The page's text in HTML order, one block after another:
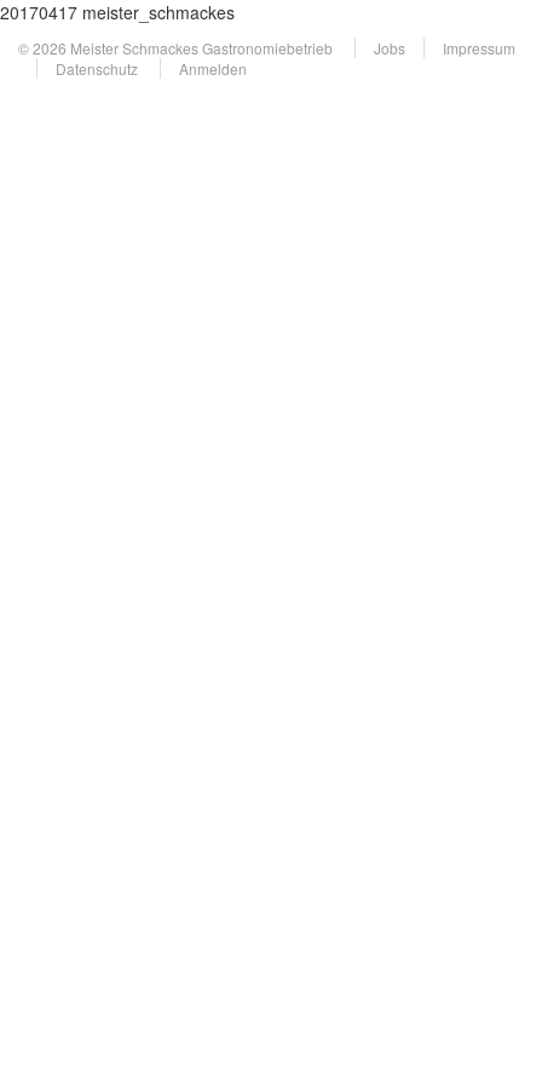
20170417 meister_schmackes
© 2026 Meister Schmackes Gastronomiebetrieb Jobs
Impressum
Datenschutz
Anmelden